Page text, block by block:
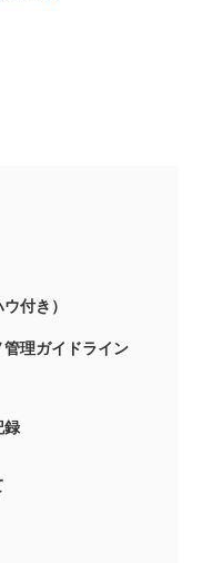
付き）
理ガイドライン
録